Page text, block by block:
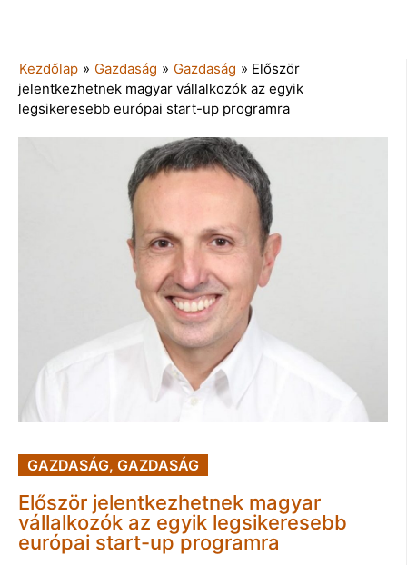
Kezdőlap » Gazdaság » Gazdaság » Először
jelentkezhetnek magyar vállalkozók az egyik
legsikeresebb európai start-up programra
GAZDASÁG, GAZDASÁG
Először jelentkezhetnek magyar
vállalkozók az egyik legsikeresebb
európai start-up programra